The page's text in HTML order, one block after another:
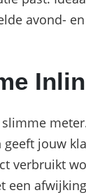
avond-
jouw
verbruikt
een